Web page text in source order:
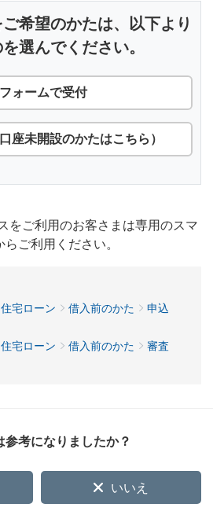
希望のかたは、以下より
選んでください。
ォームで受付
座未開設のかたはこちら）
をご利用のお客さまは専用のスマ
ご利用ください。
住宅ローン 借入前のかた
申込
住宅ローン 借入前のかた
審査
参考になりましたか？
いいえ